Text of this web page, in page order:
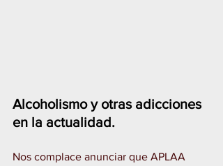
Alcoholismo y otras adicciones
en la actualidad.
Nos complace anunciar que APLAA